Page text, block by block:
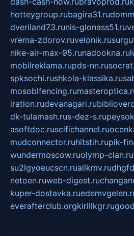
hotteygroup.rubagira31.ru
dveriland73.runis-glonass51.ru
vrema-zdorov.ruvelonik.ru
nike-air-max-95.runadookna.ru
mobilreklama.rupds-nn.ru
spksochi.rushkola-klassika.ru
mosoblfencing.ru
iration.rudevanagari.ru
dk-tulamash.rus-dez-s.ru
asoftdoc.ruscifichannel.ru
mudconnector.ruhitstih.rupik-
wundermoscow.ruolymp-clan.ru
su2lgyoeucscn.ruallkmv.ru
netoen.ruweb-digest.ru
kuper-dostavka.ru
everafterclub.orgkirillkgr.ru